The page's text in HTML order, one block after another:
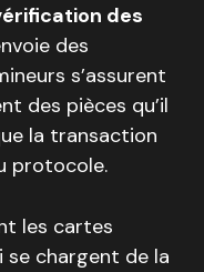
des
des
s’assurent
des pièces qu’il
la transaction
protocole.
les cartes
chargent de la